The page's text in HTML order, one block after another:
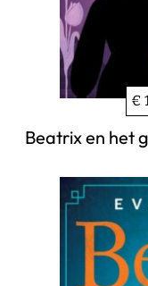
€
Beatrix en het